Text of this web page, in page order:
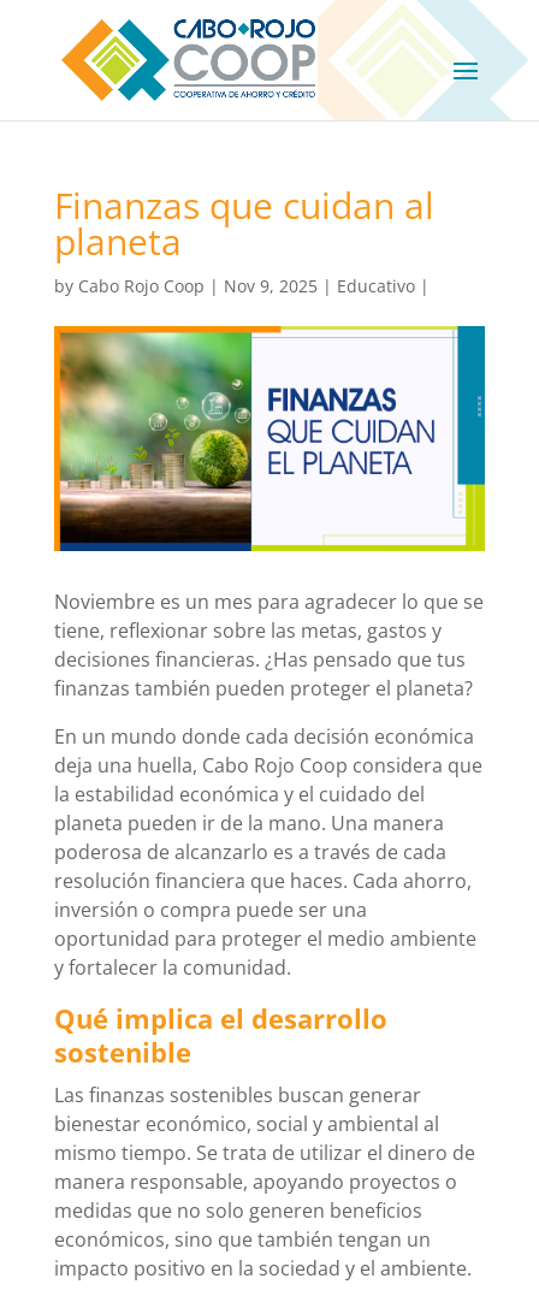
Finanzas que cuidan al
planeta
by Cabo Rojo Coop | Nov 9, 2025| Educativo|
Noviembre es un mes para agradecer lo que se
tiene, reflexionar sobre las metas, gastos y
decisiones financieras. ¿Has pensado que tus
finanzas también pueden proteger el planeta?
En un mundo donde cada decisión económica
deja una huella, Cabo Rojo Coop considera que
la estabilidad económica y el cuidado del
planeta pueden ir de la mano. Una manera
poderosa de alcanzarlo es a través de cada
resolución financiera que haces. Cada ahorro,
inversión o compra puede ser una
oportunidad para proteger el medio ambiente
y fortalecer la comunidad.
Qué implica el desarrollo
sostenible
Las finanzas sostenibles buscan generar
bienestar económico, social y ambiental al
mismo tiempo. Se trata de utilizar el dinero de
manera responsable, apoyando proyectos o
medidas que no solo generen beneficios
económicos, sino que también tengan un
impacto positivo en la sociedad y el ambiente.